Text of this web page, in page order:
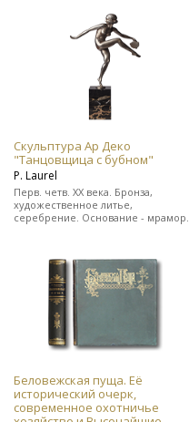
цельнокожаном переплете.
Скульптура Ар Деко
"Танцовщица с бубном"
Р. Laurel
Перв. четв. ХХ века. Бронза,
художественное литье,
серебрение. Основание - мрамор.
мастерской.
Беловежская пуща. Её
исторический очерк,
современное охотничье